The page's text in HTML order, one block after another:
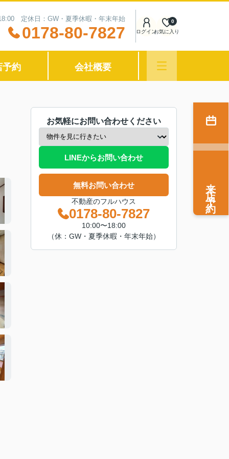
定休日：GW・夏季休暇・年末年始
0178-80-7827 ログインお気に入り
0
予約 会社概要
お気軽にお問い合わせください
LINEからお問い合わせ
無料お問い合わせ
不動産のフルハウス
0178-80-7827
10:00〜18:00
（休：GW・夏季休暇・年末年始）
来店予約